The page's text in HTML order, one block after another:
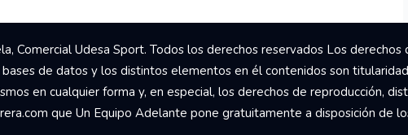
Comercial Udesa Sport. Todos los derechos reservados Los
de datos y los distintos elementos en él contenidos son
en cualquier forma y, en especial, los derechos de reproducción,
que Un Equipo Adelante pone gratuitamente a disposición de